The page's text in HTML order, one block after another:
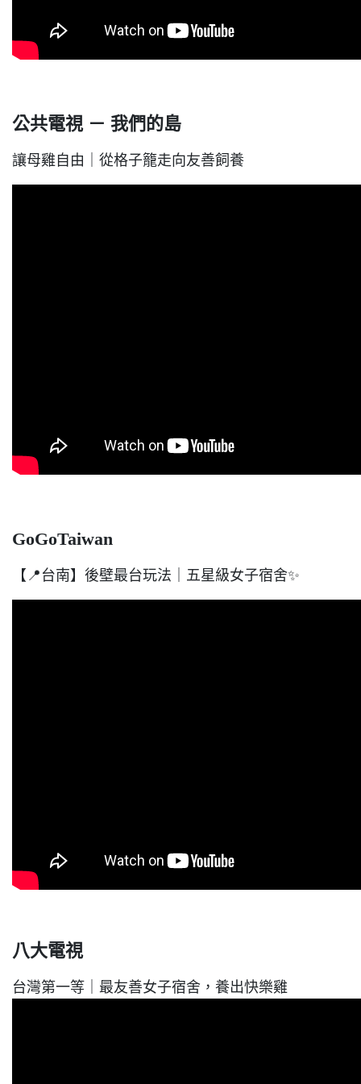
公共電視 － 我們的島
讓母雞自由｜從格子籠走向友善飼養
GoGoTaiwan
【📍台南】後壁最台玩法｜五星級女子宿舍✨
八大電視
台灣第一等｜最友善女子宿舍 ，養出快樂雞